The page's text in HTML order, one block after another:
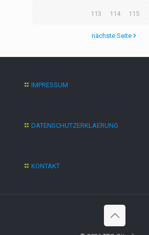
113 114 115
nächste Seite
IMPRESSUM
DATENSCHUTZERKLAERUNG
KONTAKT